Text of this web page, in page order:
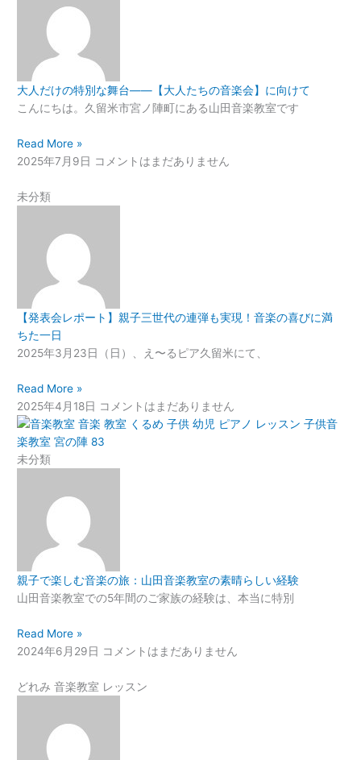
大人だけの特別な舞台——【大人たちの音楽会】に向けて
こんにちは。久留米市宮ノ陣町にある山田音楽教室です
Read More »
2025年7月9日 コメントはまだありません
未分類
【発表会レポート】親子三世代の連弾も実現！音楽の喜びに満
ちた一日
2025年3月23日（日）、え〜るピア久留米にて、
Read More »
2025年4月18日 コメントはまだありません
未分類
親子で楽しむ音楽の旅：山田音楽教室の素晴らしい経験
山田音楽教室での5年間のご家族の経験は、本当に特別
Read More »
2024年6月29日 コメントはまだありません
どれみ 音楽教室 レッスン